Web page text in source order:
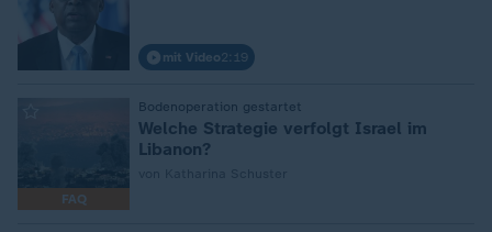
mit Video2:19
FAQ
Bodenoperation gestartet
Welche Strategie verfolgt Israel im
Libanon?